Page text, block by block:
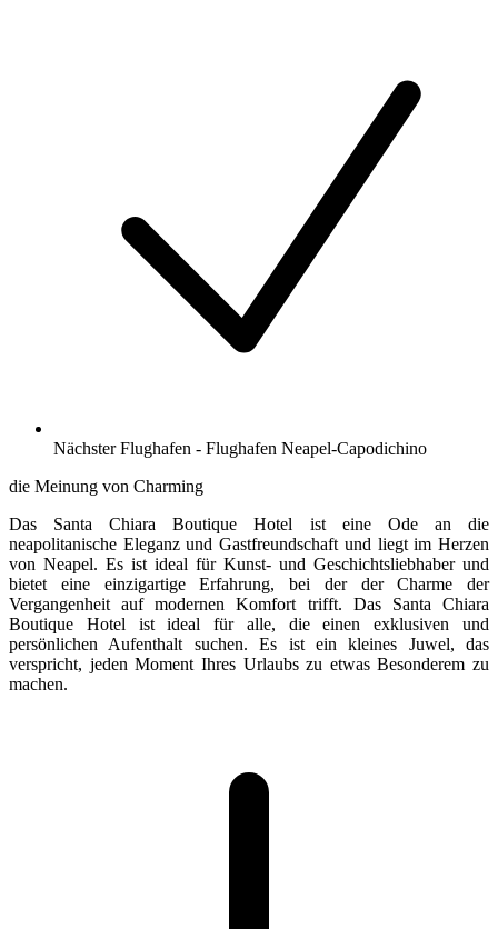
Nächster Flughafen - Flughafen Neapel-Capodichino
die Meinung von Charming
Das Santa Chiara Boutique Hotel ist eine Ode an die
neapolitanische Eleganz und Gastfreundschaft und liegt im Herzen
von Neapel. Es ist ideal für Kunst- und Geschichtsliebhaber und
bietet eine einzigartige Erfahrung, bei der der Charme der
Vergangenheit auf modernen Komfort trifft. Das Santa Chiara
Boutique Hotel ist ideal für alle, die einen exklusiven und
persönlichen Aufenthalt suchen. Es ist ein kleines Juwel, das
verspricht, jeden Moment Ihres Urlaubs zu etwas Besonderem zu
machen.